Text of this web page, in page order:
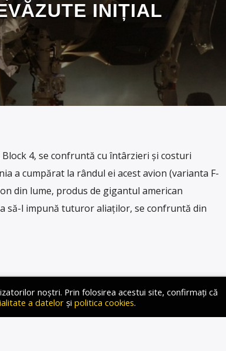
INIȚIAL
4, se confruntă cu întârzieri și costuri
a cumpărat la rândul ei acest avion (varianta F-
din lume, produs de gigantul american
să-l impună tuturor aliaților, se confruntă din
noștri. Prin folosirea acestui site, confirmați că
a datelorși politica cookies.